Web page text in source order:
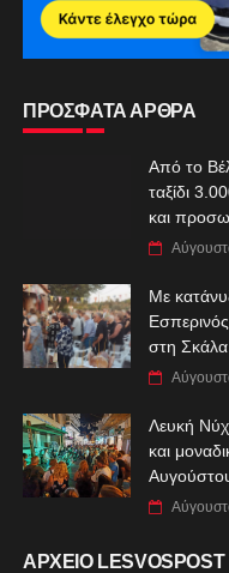
ΠΡΟΣΦΑΤΑ ΑΡΘΡΑ
Από το
ταξίδι
και
Με
στη
Λευκή
και
ΑΡΧΕΙΟ LESVOSPOST